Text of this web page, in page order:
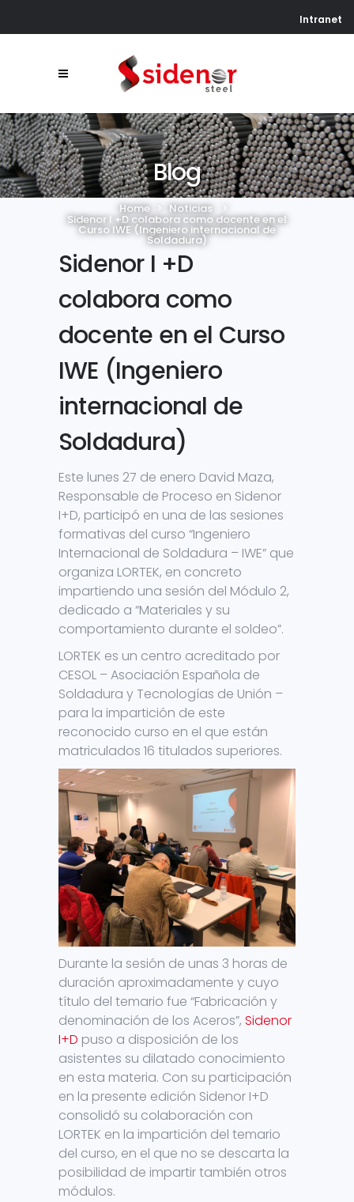
Intranet
Blog
Home Noticias
Sidenor I +D colabora como docente en el
Curso IWE (Ingeniero internacional de
Soldadura)
Sidenor I +D
colabora como
docente en el Curso
IWE (Ingeniero
internacional de
Soldadura)
Este lunes 27 de enero David Maza,
Responsable de Proceso en Sidenor
I+D, participó en una de las sesiones
formativas del curso “Ingeniero
Internacional de Soldadura – IWE” que
organiza LORTEK, en concreto
impartiendo una sesión del Módulo 2,
dedicado a “Materiales y su
comportamiento durante el soldeo”.
LORTEK es un centro acreditado por
CESOL – Asociación Española de
Soldadura y Tecnologías de Unión –
para la impartición de este
reconocido curso en el que están
matriculados 16 titulados superiores.
Durante la sesión de unas 3 horas de
duración aproximadamente y cuyo
título del temario fue “Fabricación y
denominación de los Aceros”, Sidenor
I+D puso a disposición de los
asistentes su dilatado conocimiento
en esta materia. Con su participación
en la presente edición Sidenor I+D
consolidó su colaboración con
LORTEK en la impartición del temario
del curso, en el que no se descarta la
posibilidad de impartir también otros
módulos.